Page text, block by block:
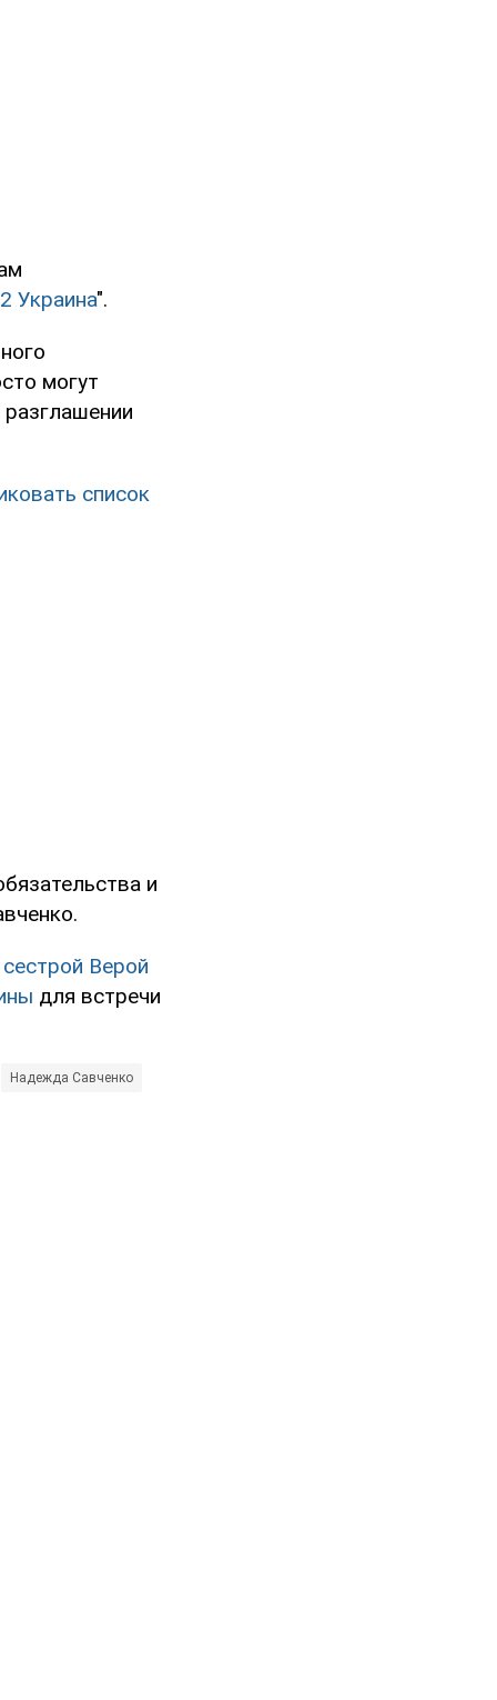
Украина".
могут
список
и
Верой
для встречи
Надежда Савченко